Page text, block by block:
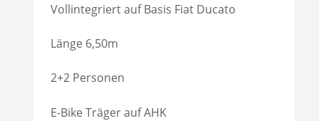
Vollintegriert auf Basis Fiat Ducato
Länge 6,50m
2+2 Personen
E-Bike Träger auf AHK